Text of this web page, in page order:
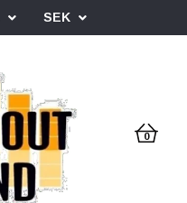
SEK
0